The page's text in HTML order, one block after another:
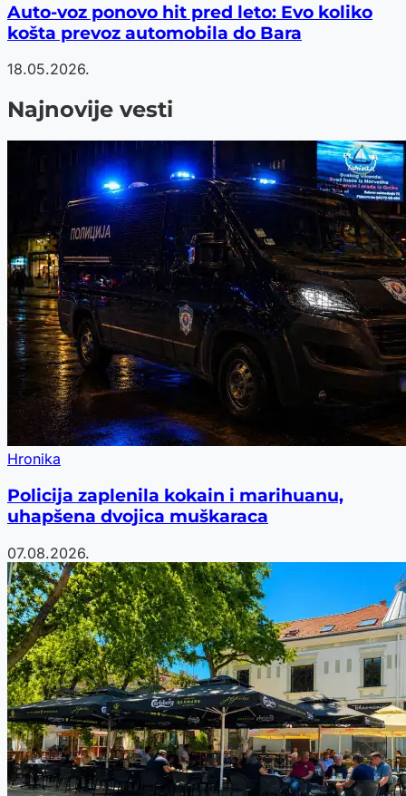
Auto-voz ponovo hit pred leto: Evo koliko
košta prevoz automobila do Bara
18.05.2026.
Najnovije vesti
Hronika
Policija zaplenila kokain i marihuanu,
uhapšena dvojica muškaraca
07.08.2026.